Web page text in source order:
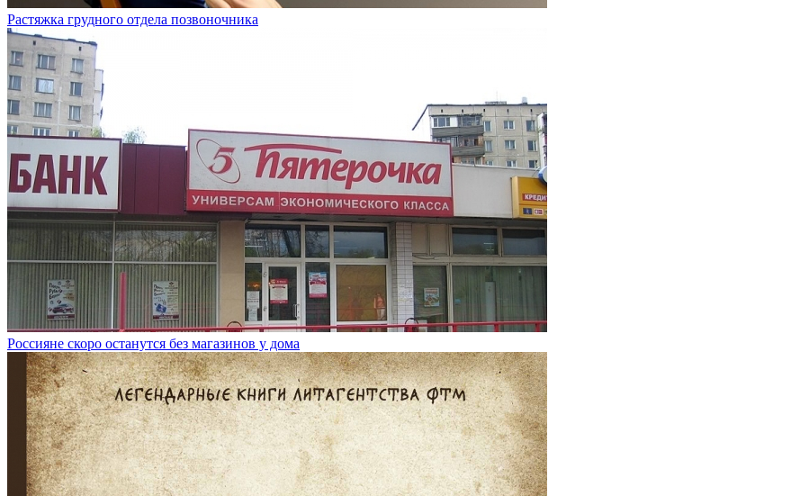
Растяжка грудного отдела позвоночника
Россияне скоро останутся без магазинов у дома